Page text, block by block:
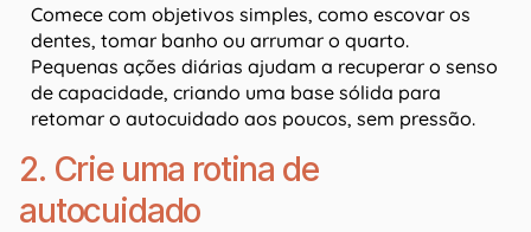
Comece com objetivos simples, como escovar os
dentes, tomar banho ou arrumar o quarto.
Pequenas ações diárias ajudam a recuperar o senso
de capacidade, criando uma base sólida para
retomar o autocuidado aos poucos, sem pressão.
2. Crie uma rotina de
autocuidado